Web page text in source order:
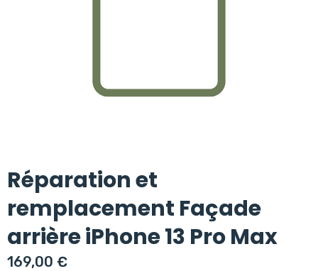
Réparation et
remplacement Façade
arrière iPhone 13 Pro Max
169,00 €